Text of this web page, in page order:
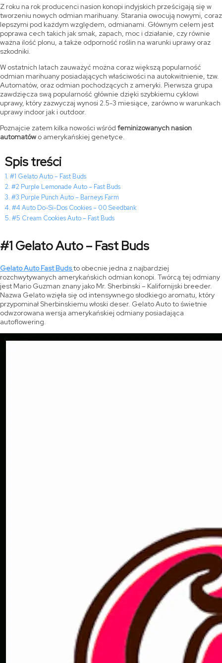
Z roku na rok producenci nasion konopi indyjskich prześcigają się w
tworzeniu nowych odmian marihuany. Starania owocują nowymi, coraz
lepszymi pod każdym względem, odmianami. Głównym celem jest
poprawa cech takich jak smak, zapach, moc i działanie, czy równie
ważna ilość plonu, a także odporność roślin na warunki uprawy oraz
szkodniki.
W ostatnich latach zauważyć można coraz większą popularność
odmian marihuany posiadających właściwości na autokwitnienie, tzw.
Automatów, oraz odmian pochodzących z ameryki. Pierwsza grupa
zawdzięcza swą popularność głównie dzięki szybkiemu cyklowi
uprawy, który zazwyczaj wynosi 2.5-3 miesiące, zarówno w warunkach
uprawy indoor jak i outdoor.
Poznajcie zatem kilka nowości wśród feminizowanych nasion
automatów o amerykańskiej genetyce.
Spis treści
#1 Gelato Auto – Fast Buds
#2 Purple Lemonade Auto – Fast Buds
#3 Purple Punch Auto – Barneys Farm
#4 Auto Do-Si-Dos Cookies – 00 Seedbank
#5 Cream Cookies Auto – Fast Buds
#1 Gelato Auto – Fast Buds
Gelato Auto Fast Budsto obecnie jedna z najbardziej
rozchwytywanych amerykańskich odmian konopi. Twórcą tej odmiany
jest Mario Guzman znany jako Mr. Sherbinski – Kalifornijski breeder.
Nazwa Gelato wzięła się od intensywnego słodkiego aromatu, który
przypominał Sherbinskiemu włoski deser. Gelato Auto to świetnie
odwzorowana wersja amerykańskiej odmiany posiadająca
autoflowering.